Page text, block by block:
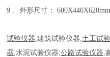
9 、外形尺寸：
试验仪器,建筑试验仪器,土工试
器,水泥试验仪器,公路试验仪器,